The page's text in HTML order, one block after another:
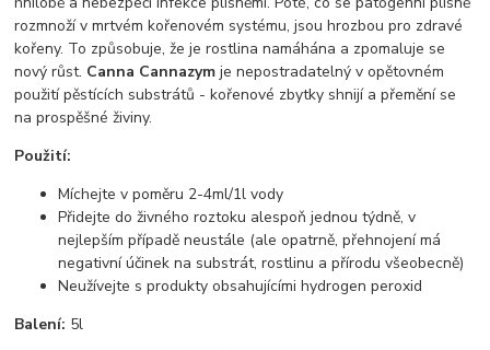
rozmnoží v mrtvém kořenovém systému, jsou hrozbou pro zdravé
kořeny. To způsobuje, že je rostlina namáhána a zpomaluje se
nový růst. Canna Cannazym je nepostradatelný v opětovném
použití pěstících substrátů - kořenové zbytky shnijí a přemění se
na prospěšné živiny.
Použití:
Míchejte v poměru 2-4ml/1l vody
Přidejte do živného roztoku alespoň jednou týdně, v
nejlepším případě neustále (ale opatrně, přehnojení má
negativní účinek na substrát, rostlinu a přírodu všeobecně)
Neužívejte s produkty obsahujícími hydrogen peroxid
Balení: 5l